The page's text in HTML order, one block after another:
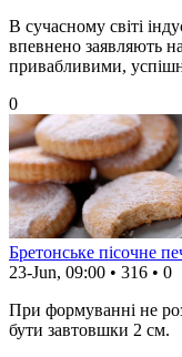
В сучасному світі
впевнено заявляють
привабливими,
0
Бретонське пісочне
23-Jun, 09:00 • 316 • 0
При формуванні не
бути завтовшки 2 см.